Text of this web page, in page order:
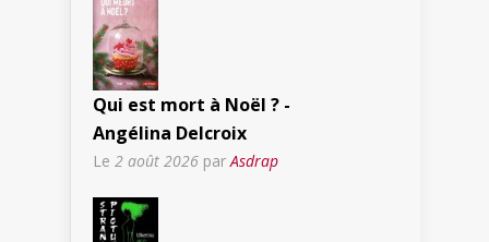
Qui est mort à Noël ? -
Angélina Delcroix
Le 2 août 2026 par Asdrap